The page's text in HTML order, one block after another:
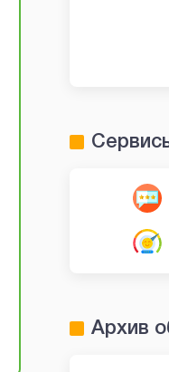
Архив